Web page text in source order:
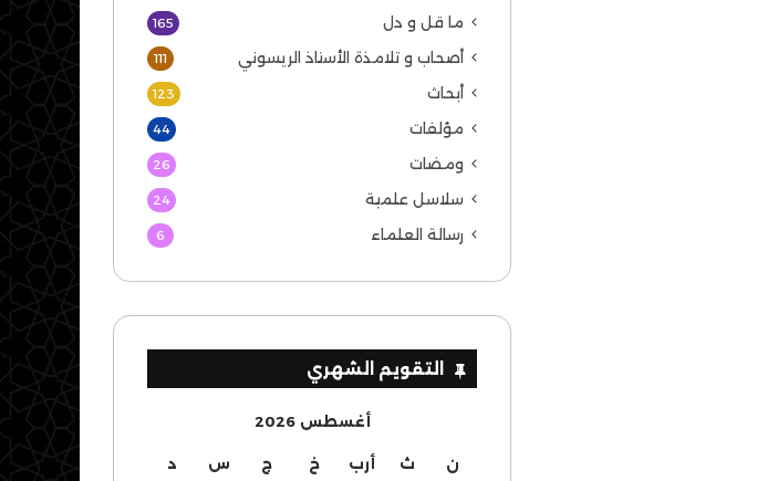
ما قل و دل 165
أصحاب و تلامذة الأستاذ الريسوني 111
أبحاث 123
مؤلفات 44
ومضات 26
سلاسل علمية 24
رسالة العلماء 6
التقويم الشهري
أغسطس 2026
ن ث أرب خ ج س د